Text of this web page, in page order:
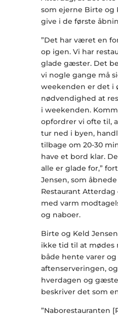
som ejerne Birte og
give i de første
”Det har været en
op igen. Vi har
glade gæster. Det
vi nogle gange må
weekenden er det i
nødvendighed at
i weekenden.
opfordrer vi ofte til,
tur ned i byen,
tilbage om 20-30
have et bord klar.
alle er glade for,”
Jensen, som
Restaurant Atterdag
med varm
og naboer.
Birte og Keld
ikke tid til at mødes
både hente varer
aftenserveringen,
hverdagen og
beskriver det som
”Naborestauranten